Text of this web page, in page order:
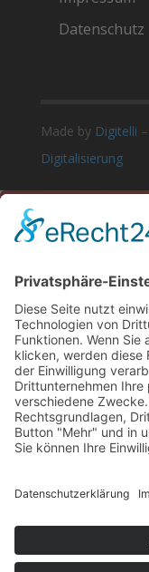
Datenschutz
Made by Digitelli
Digitalisierung
LET’S TALK
815.555.5555
Get a Free